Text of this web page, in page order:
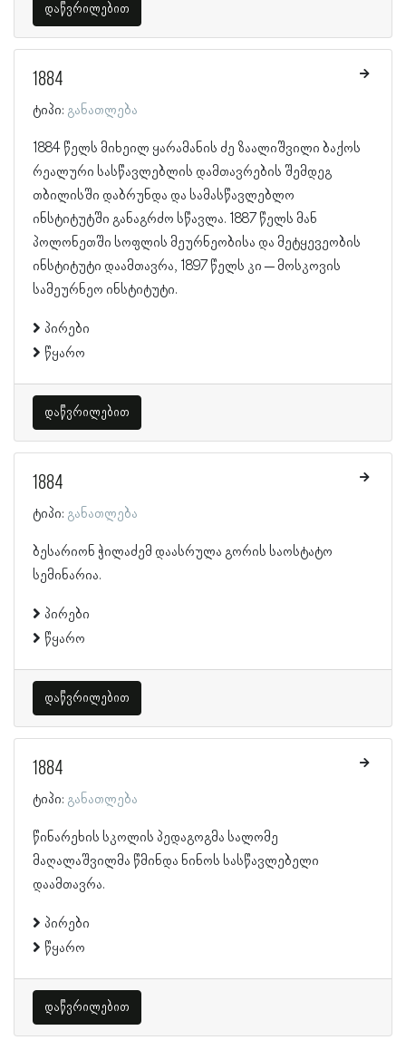
დაწვრილებით
1884
ტიპი: განათლება
1884 წელს მიხეილ ყარამანის ძე ზაალიშვილი ბაქოს
რეალური სასწავლებლის დამთავრების შემდეგ
თბილისში დაბრუნდა და სამასწავლებლო
ინსტიტუტში განაგრძო სწავლა. 1887 წელს მან
პოლონეთში სოფლის მეურნეობისა და მეტყევეობის
ინსტიტუტი დაამთავრა, 1897 წელს კი – მოსკოვის
სამეურნეო ინსტიტუტი.
პირები
წყარო
დაწვრილებით
1884
ტიპი: განათლება
ბესარიონ ჭილაძემ დაასრულა გორის საოსტატო
სემინარია.
პირები
წყარო
დაწვრილებით
1884
ტიპი: განათლება
წინარეხის სკოლის პედაგოგმა სალომე
მაღალაშვილმა წმინდა ნინოს სასწავლებელი
დაამთავრა.
პირები
წყარო
დაწვრილებით